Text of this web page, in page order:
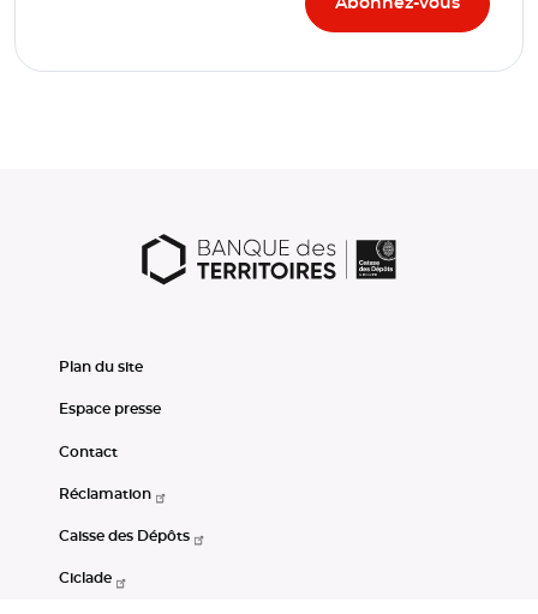
Plan du site
Espace presse
Contact
Réclamation
Caisse des Dépôts
Ciclade